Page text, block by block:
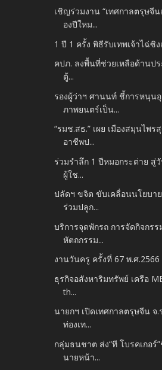
เชิญร่วมงาน​ “เทศกาลตรุษจีน
องปีใหม...
1 ปี 1 ครั้ง พิธีรับเทพเจ้าไฉ่ซิง
คปภ. ลงพื้นที่ช่วยเหลือด้านป
ตู้...
รองผู้ว่าฯ ศานนท์ ชี้การหนุน
ภาพยนตร์เป็น...
“รมช.สธ.” เผย เมืองสมุนไพ
อาชีพป...
ร่วมรำลึก 1 ปีหมอกระต่าย สู่
ผู้ใช...
ปลัดฯ ขจิต ขับเคลื่อนนโยบา
ร่วมปลูก...
บริการจุดพักรถ การจัดกิจกร
หัตถกรรม...
งานวันครู ครั้งที่ 67 พ.ศ.2566
ธุรกิจอสังหาริมทรัพย์ เครือ
th...
นายกฯ เปิดเทศกาลตรุษจีน จ
ท่องเท...
กลุ่มธนชาต ส่ง“ที โบรคเกอร์
นายหน้า...